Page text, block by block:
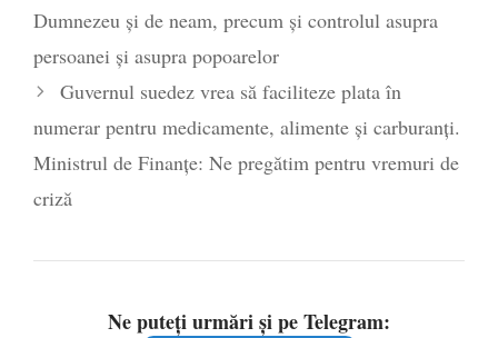
Dumnezeu și de neam, precum și controlul asupra
persoanei și asupra popoarelor
Guvernul suedez vrea să faciliteze plata în
numerar pentru medicamente, alimente și carburanți.
Ministrul de Finanțe: Ne pregătim pentru vremuri de
criză
Ne puteți urmări și pe Telegram: